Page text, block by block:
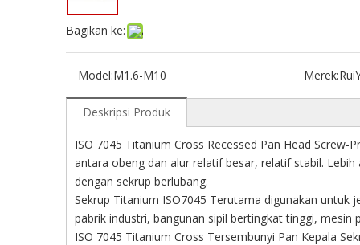
Bagikan ke:
Model:M1.6-M10 Merek:
Deskripsi Produk
ISO 7045 Titanium Cross Recessed Pan Head
antara obeng dan alur relatif besar, relatif stabil.
dengan sekrup berlubang.
Sekrup Titanium ISO7045 Terutama digunakan
pabrik industri, bangunan sipil bertingkat tinggi,
ISO 7045 Titanium Cross Tersembunyi Pan Kepala